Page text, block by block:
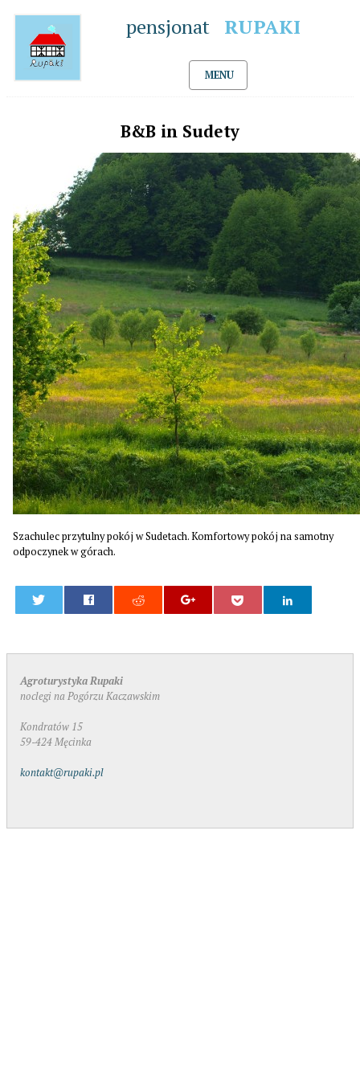
pensjonat RUPAKI
MENU
B&B in Sudety
Szachulec przytulny pokój w Sudetach. Komfortowy pokój na samotny
odpoczynek w górach.
Agroturystyka Rupaki
noclegi na Pogórzu Kaczawskim
Kondratów 15
59-424 Męcinka
kontakt@rupaki.pl